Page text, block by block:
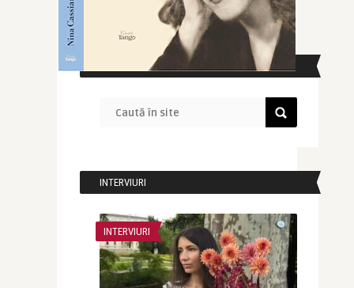
CAUTĂ ÎN SITE
INTERVIURI
INTERVIURI